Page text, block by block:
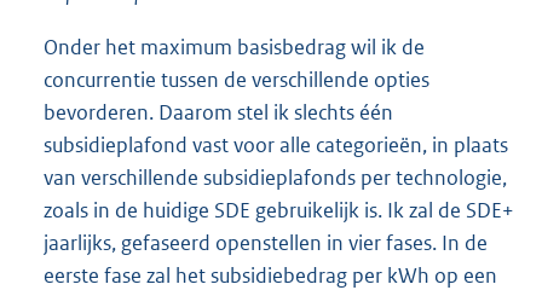
Onder het maximum basisbedrag wil ik de
concurrentie tussen de verschillende opties
bevorderen. Daarom stel ik slechts één
subsidieplafond vast voor alle categorieën, in plaats
van verschillende subsidieplafonds per technologie,
zoals in de huidige SDE gebruikelijk is. Ik zal de SDE+
jaarlijks, gefaseerd openstellen in vier fases. In de
eerste fase zal het subsidiebedrag per kWh op een